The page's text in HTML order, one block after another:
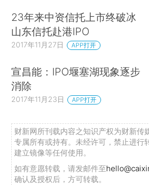
23年来中资信托上市终破冰
山东信托赴港IPO
2017年11月27日 APP打开
宣昌能：IPO堰塞湖现象逐步
消除
2017年11月23日 APP打开
财新网所刊载内容之知识产权为财新传
专属所有或持有。未经许可，禁止进行
建立镜像等任何使用。
如有意愿转载，请发邮件至
确认及授权后，方可转载。